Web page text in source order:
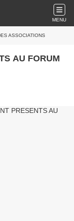
MENU
ASSOCIATIONS
AU FORUM